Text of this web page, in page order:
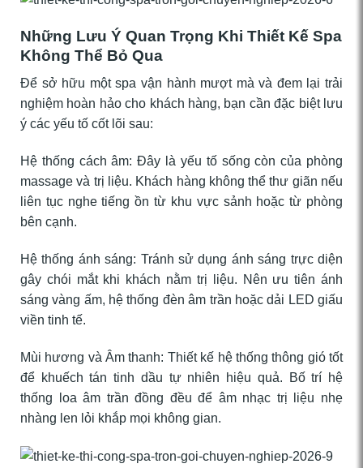
Những Lưu Ý Quan Trọng Khi Thiết Kế Spa
Không Thể Bỏ Qua
Để sở hữu một spa vận hành mượt mà và đem lại trải
nghiệm hoàn hảo cho khách hàng, bạn cần đặc biệt lưu
ý các yếu tố cốt lõi sau:
Hệ thống cách âm: Đây là yếu tố sống còn của phòng
massage và trị liệu. Khách hàng không thể thư giãn nếu
liên tục nghe tiếng ồn từ khu vực sảnh hoặc từ phòng
bên cạnh.
Hệ thống ánh sáng: Tránh sử dụng ánh sáng trực diện
gây chói mắt khi khách nằm trị liệu. Nên ưu tiên ánh
sáng vàng ấm, hệ thống đèn âm trần hoặc dải LED giấu
viền tinh tế.
Mùi hương và Âm thanh: Thiết kế hệ thống thông gió tốt
để khuếch tán tinh dầu tự nhiên hiệu quả. Bố trí hệ
thống loa âm trần đồng đều để âm nhạc trị liệu nhẹ
nhàng len lỏi khắp mọi không gian.